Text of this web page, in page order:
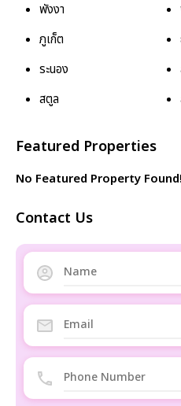
พังงา
ภูเก็ต
ระนอง
สตูล
Featured Properties
No Featured Property Found!
Contact Us